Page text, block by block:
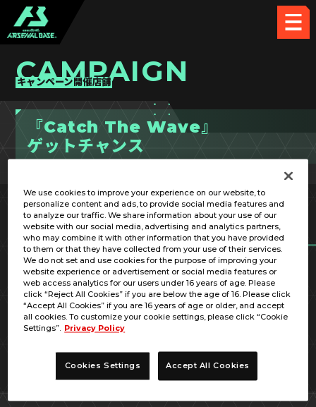
CAMPAIGN
キャンペーン開催店舗
『Catch The Wave』
ゲットチャンス
開催店舗検索
都道府県
We use cookies to improve your experience on our website, to
personalize content and ads, to provide social media features and
to analyze our traffic. We share information about your use of our
website with our social media, advertising and analytics partners,
who may combine it with other information that you have provided
to them or that they have collected from your use of their services.
We do not set and use cookies for the purpose of improving your
website experience or advertisement or social media features or
web access analytics for our users under 16 years of age. Please
click “Reject All Cookies” if you are below the age of 16. Please click
“Accept All Cookies” if you are 16 years of age or older, and accept
all cookies. To customize your cookie settings, please click “Cookie
Settings”. Privacy Policy
Accept All Cookies
Cookies Settings